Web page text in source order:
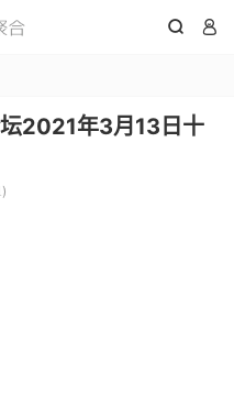
 
坛2021年3月13日十
)